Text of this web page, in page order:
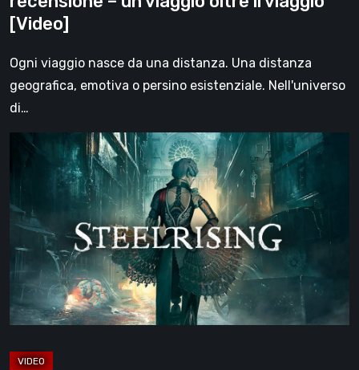
il
viaggio
[Video]
Ogni viaggio nasce da una distanza. Una distanza
geografica, emotiva o persino esistenziale. Nell'universo
di…
Steelrising,
recensione:
rivoluzione
sotto
ingranaggi
[Video]